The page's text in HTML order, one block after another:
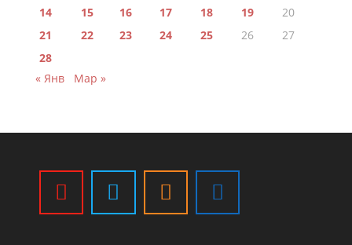
14
15 16 17 18 19
20
21
22 23 24 25 26
27
28
« Янв
Мар »